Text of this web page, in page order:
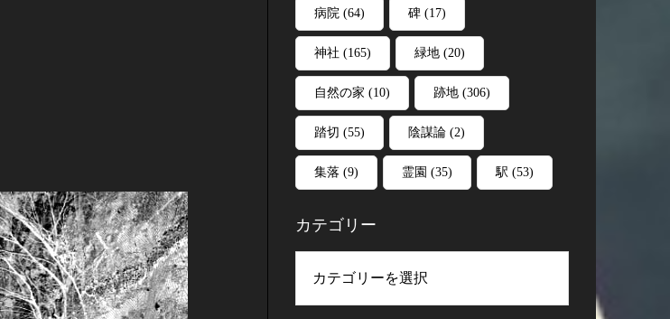
病院 (64) 碑 (17)
神社 (165) 緑地 (20)
自然の家 (10) 跡地 (306)
踏切 (55) 陰謀論 (2)
集落 (9) 霊園 (35) 駅 (53)
カテゴリー